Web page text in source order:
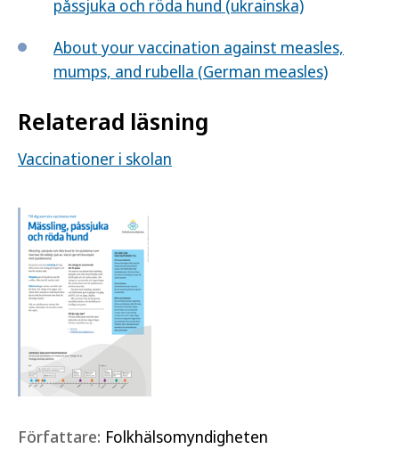
påssjuka och röda hund (ukrainska)
About your vaccination against measles,
mumps, and rubella (German measles)
Relaterad läsning
Vaccinationer i skolan
Författare: Folkhälsomyndigheten